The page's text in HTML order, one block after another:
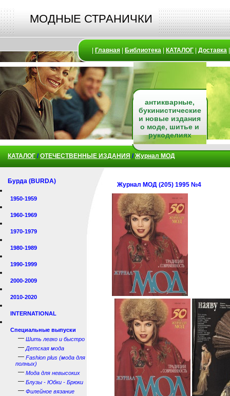
МОДНЫЕ СТРАНИЧКИ
Главная Библиотека КАТАЛОГ Доставка
антикварные,
букинистические
и новые издания
о моде, шитье и
рукоделиях
КАТАЛОГ /ОТЕЧЕСТВЕННЫЕ ИЗДАНИЯ /Журнал МОД
Бурда (BURDA)
1950-1959
1960-1969
1970-1979
1980-1989
1990-1999
2000-2009
2010-2020
INTERNATIONAL
Специальные выпуски
— Шить легко и быстро
— Детская мода
— Fashion plus (мода для
полных)
— Мода для невысоких
— Блузы - Юбки - Брюки
— Филейное вязание
Журнал МОД (205) 1995 №4